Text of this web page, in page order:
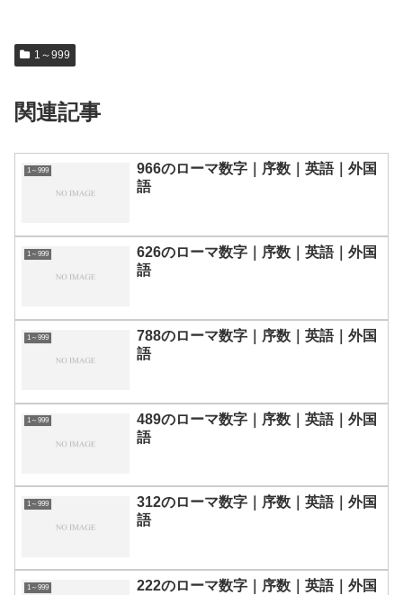
1～999
関連記事
1～999
966のローマ数字｜序数｜英語｜外国
語
1～999
626のローマ数字｜序数｜英語｜外国
語
1～999
788のローマ数字｜序数｜英語｜外国
語
1～999
489のローマ数字｜序数｜英語｜外国
語
1～999
312のローマ数字｜序数｜英語｜外国
語
1～999
222のローマ数字｜序数｜英語｜外国